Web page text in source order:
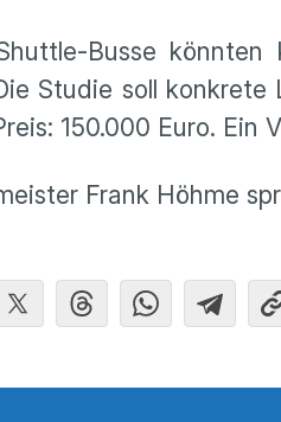
Busse
Studie soll
150.000 Euro.
Frank Höhme